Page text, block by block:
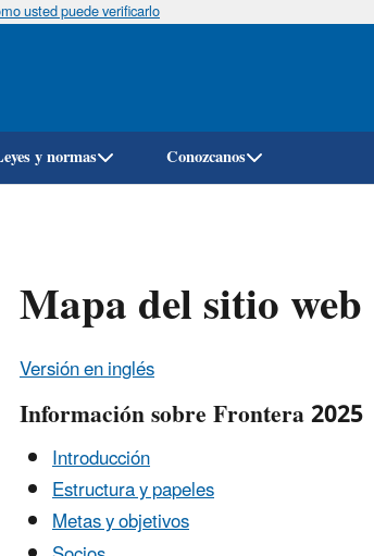
Pasar
usted puede verificarlo
y normas Conozcanos
Mapa del sitio web
Versión en inglés
Información sobre Frontera 2025
Introducción
Estructura y papeles
Metas y objetivos